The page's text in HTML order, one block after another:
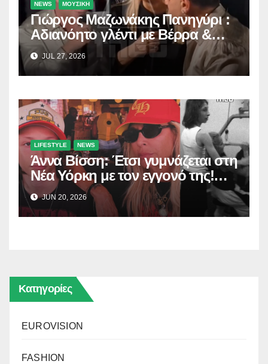
NEWS ΜΟΥΣΙΚΗ
Γιώργος Μαζωνάκης Πανηγύρι :
Αδιανόητο γλέντι με Βέρρα &
Σαλέα
JUL 27, 2026
LIFESTYLE NEWS
Άννα Βίσση: Έτσι γυμνάζεται στη
Νέα Υόρκη με τον εγγονό της!
(Δείτε το βίντεο)
JUN 20, 2026
Κατηγορίες
EUROVISION
FASHION